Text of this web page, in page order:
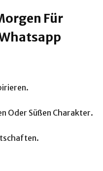
Für
Oder Süßen Charakter.